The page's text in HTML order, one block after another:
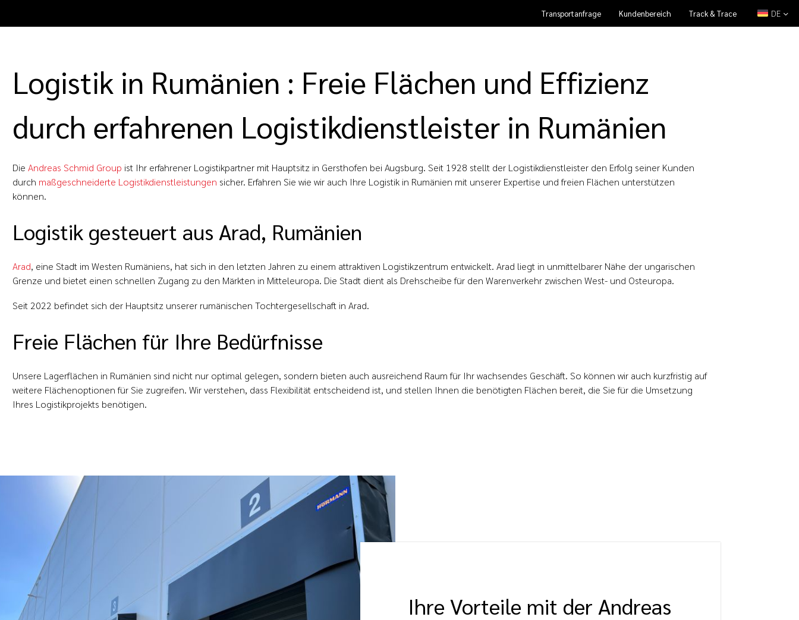
Transportanfrage Kundenbereich Track & Trace DE
Logistik in Rumänien : Freie Flächen und Effizienz
durch erfahrenen Logistikdienstleister in Rumänien
Die Andreas Schmid Group ist Ihr erfahrener Logistikpartner mit Hauptsitz in Gersthofen bei Augsburg. Seit 1928 stellt der Logistikdienstleister den Erfolg seiner Kunden
durch maßgeschneiderte Logistikdienstleistungen sicher. Erfahren Sie wie wir auch Ihre Logistik in Rumänien mit unserer Expertise und freien Flächen unterstützen
können.
Logistik gesteuert aus Arad, Rumänien
Arad, eine Stadt im Westen Rumäniens, hat sich in den letzten Jahren zu einem attraktiven Logistikzentrum entwickelt. Arad liegt in unmittelbarer Nähe der ungarischen
Grenze und bietet einen schnellen Zugang zu den Märkten in Mitteleuropa. Die Stadt dient als Drehscheibe für den Warenverkehr zwischen West- und Osteuropa.
Seit 2022 befindet sich der Hauptsitz unserer rumänischen Tochtergesellschaft in Arad.
Freie Flächen für Ihre Bedürfnisse
Unsere Lagerflächen in Rumänien sind nicht nur optimal gelegen, sondern bieten auch ausreichend Raum für Ihr wachsendes Geschäft. So können wir auch kurzfristig auf
weitere Flächenoptionen für Sie zugreifen. Wir verstehen, dass Flexibilität entscheidend ist, und stellen Ihnen die benötigten Flächen bereit, die Sie für die Umsetzung
Ihres Logistikprojekts benötigen.
Ihre Vorteile mit der Andreas